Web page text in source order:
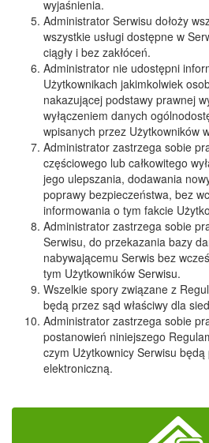
wyjaśnienia.
Administrator Serwisu dołoży
wszystkie usługi dostępne w
ciągły i bez zakłóceń.
Administrator nie udostępni
Użytkownikach jakimkolwiek
nakazującej podstawy prawnej
wyłączeniem danych
wpisanych przez Użytkowników
Administrator zastrzega sobie
częściowego lub całkowitego
jego ulepszania, dodawania
poprawy bezpieczeństwa, bez
informowania o tym fakcie
Administrator zastrzega sobie
Serwisu, do przekazania bazy
nabywającemu Serwis bez
tym Użytkowników Serwisu.
Wszelkie spory związane z
będą przez sąd właściwy dla
Administrator zastrzega sobie
postanowień niniejszego
czym Użytkownicy Serwisu
elektroniczną.